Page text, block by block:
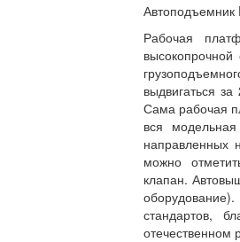
Автоподъемник
Рабочая
выдвигаться
Сама рабочая
вся
направленных
можно
клапан.
стандартов,
отечественном